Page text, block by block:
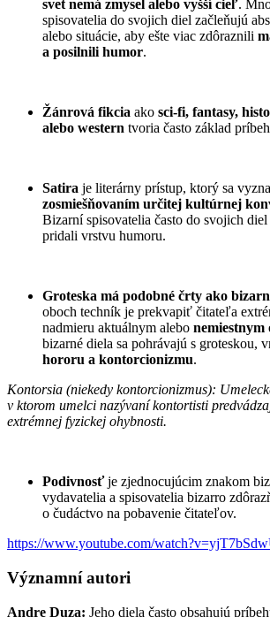
svet nemá zmysel alebo vyšší cieľ.
spisovatelia do svojich diel začleňujú
alebo situácie, aby ešte viac zdôraznili
a posilnili humor.
Žánrová fikcia ako sci-fi, fantasy,
alebo western tvoria často základ
Satira je literárny prístup, ktorý sa
zosmiešňovaním určitej kultúrnej
Bizarní spisovatelia často do svojich
pridali vrstvu humoru.
Groteska má podobné črty ako
oboch techník je prekvapiť čitateľa
nadmieru aktuálnym alebo nemiestnym
bizarné diela sa pohrávajú s groteskou,
hororu a kontorcionizmu.
Kontorsia (niekedy kontorcionizmus):
v ktorom umelci nazývaní kontortisti
extrémnej fyzickej ohybnosti.
Podivnosťje zjednocujúcim znakom
vydavatelia a spisovatelia bizarro
o čudáctvo na pobavenie čitateľov.
https://www.youtube.com/
Významní autori
Andre Duza: Jeho diela často obsahujú